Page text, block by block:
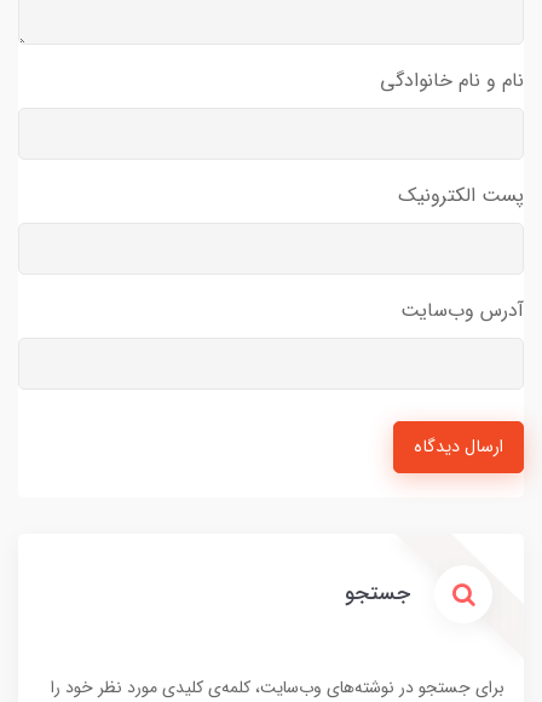
نام و نام خانوادگی
پست الکترونیک
آدرس وب‌سایت
ارسال دیدگاه
جستجو
برای جستجو در نوشته‌های وب‌سایت، کلمه‌ی کلیدی مورد نظر خود را